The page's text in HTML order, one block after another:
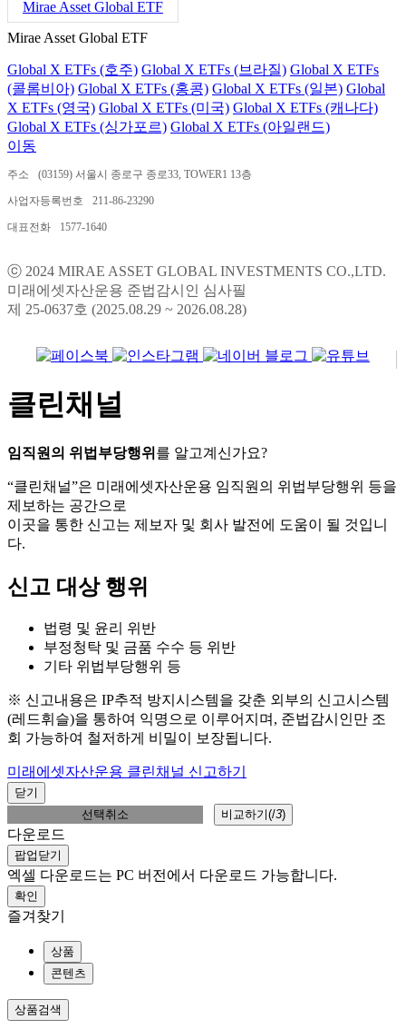
Mirae Asset Global ETF
Mirae Asset Global ETF
Global X ETFs (호주) Global X ETFs (브라질) Global X ETFs
(콜롬비아) Global X ETFs (홍콩) Global X ETFs (일본) Global
X ETFs (영국) Global X ETFs (미국) Global X ETFs (캐나다)
Global X ETFs (싱가포르) Global X ETFs (아일랜드)
이동
주소 (03159) 서울시 종로구 종로33, TOWER1 13층
사업자등록번호 211-86-23290
대표전화 1577-1640
ⓒ 2024 MIRAE ASSET GLOBAL INVESTMENTS CO.,LTD.
미래에셋자산운용 준법감시인 심사필
제 25-0637호 (2025.08.29 ~ 2026.08.28)
클린채널
임직원의 위법부당행위 를 알고계신가요?
“클린채널”은 미래에셋자산운용 임직원의 위법부당행위 등을
제보하는 공간으로
이곳을 통한 신고는 제보자 및 회사 발전에 도움이 될 것입니
다.
신고 대상 행위
법령 및 윤리 위반
부정청탁 및 금품 수수 등 위반
기타 위법부당행위 등
※ 신고내용은 IP추적 방지시스템을 갖춘 외부의 신고시스템
(레드휘슬)을 통하여 익명으로 이루어지며, 준법감시인만 조
회 가능하여 철저하게 비밀이 보장됩니다.
미래에셋자산운용 클린채널 신고하기
닫기
선택취소
비교하기(/3)
다운로드
팝업닫기
엑셀 다운로드는 PC 버전에서 다운로드 가능합니다.
확인
즐겨찾기
상품
콘텐츠
상품검색